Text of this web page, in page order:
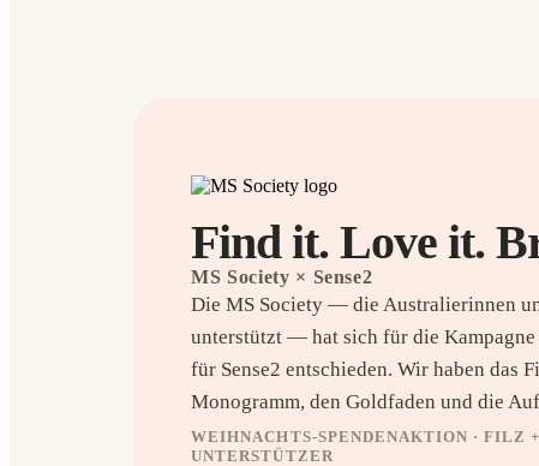
Find it. Love it.
MS Society × Sense2
Die MS Society — die Australierinnen
unterstützt — hat sich für die
für Sense2 entschieden. Wir haben das
Monogramm, den Goldfaden und die
WEIHNACHTS-SPENDENAKTION · FILZ
UNTERSTÜTZER